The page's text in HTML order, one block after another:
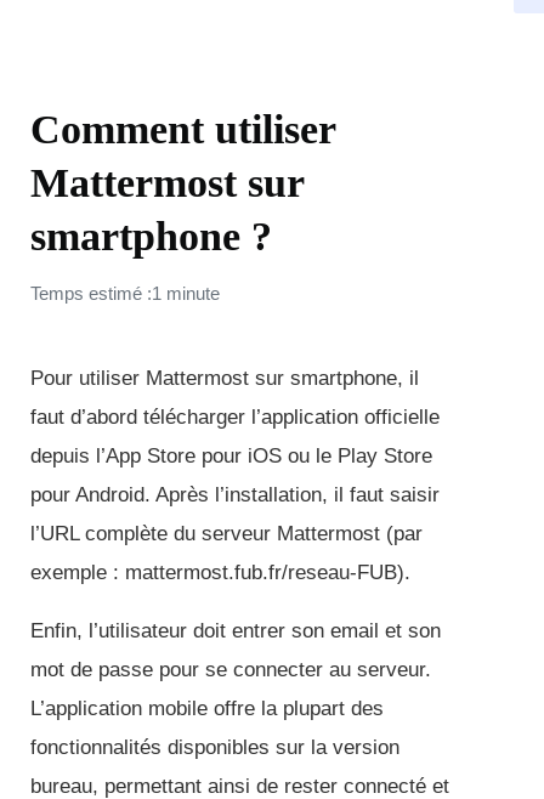
Comment utiliser
Mattermost sur
smartphone ?
Temps estimé :1 minute
Pour utiliser Mattermost sur smartphone, il
faut d’abord télécharger l’application officielle
depuis l’App Store pour iOS ou le Play Store
pour Android. Après l’installation, il faut saisir
l’URL complète du serveur Mattermost (par
exemple : mattermost.fub.fr/reseau-FUB).
Enfin, l’utilisateur doit entrer son email et son
mot de passe pour se connecter au serveur.
L’application mobile offre la plupart des
fonctionnalités disponibles sur la version
bureau, permettant ainsi de rester connecté et